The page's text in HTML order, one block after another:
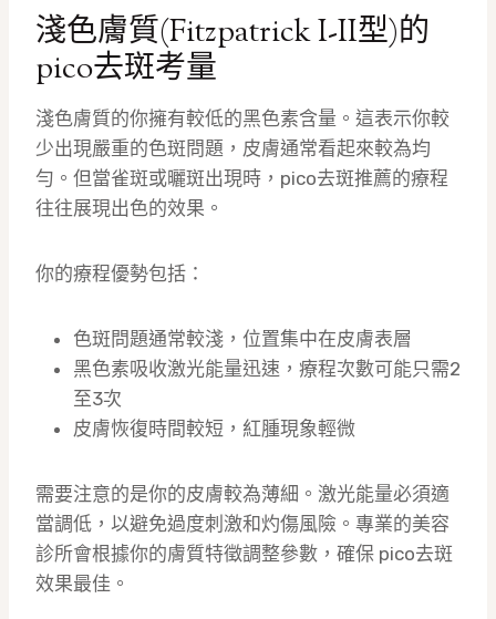
淺色膚質(Fitzpatrick I-II型)的
pico去斑考量
淺色膚質的你擁有較低的黑色素含量。這表示你較
少出現嚴重的色斑問題，皮膚通常看起來較為均
勻。但當雀斑或曬斑出現時，pico去斑推薦的療程
往往展現出色的效果。
你的療程優勢包括：
色斑問題通常較淺，位置集中在皮膚表層
黑色素吸收激光能量迅速，療程次數可能只需2
至3次
皮膚恢復時間較短，紅腫現象輕微
需要注意的是你的皮膚較為薄細。激光能量必須適
當調低，以避免過度刺激和灼傷風險。專業的美容
診所會根據你的膚質特徵調整參數，確保 pico去斑
效果最佳。